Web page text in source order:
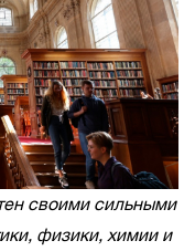
своими сильными
физики, химии и